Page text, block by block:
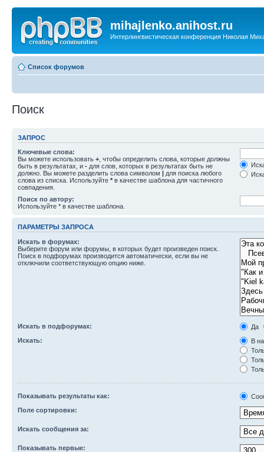
mihajlenko.anihost.ru
Интерлингвистическая конференция Николая
Список форумов
Поиск
ЗАПРОС
Ключевые слова:
Вы можете использовать + , чтобы определить слова, которые должны
быть в результатах, и - для слов, которых в результатах быть не
должно. Вы можете разделить слова символом | для поиска любого
слова из списка. Используйте * в качестве шаблона для частичного
совпадения.
Поиск по автору:
Используйте * в качестве шаблона.
ПАРАМЕТРЫ ЗАПРОСА
Искать в форумах:
Выберите форум или форумы, в которых будет произведен поиск.
Поиск в подфорумах производится автоматически, если вы не
отключили соответствующую опцию ниже.
Искать в подфорумах:
Да
Искать:
В
Показывать результаты как:
Поле сортировки:
Искать сообщения за:
Показывать первые: